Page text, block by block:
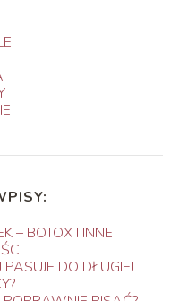
– BOTOX I INNE
DO DŁUGIEJ